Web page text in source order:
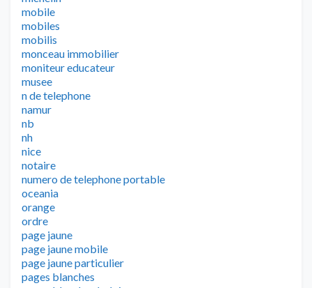
mobile
mobiles
mobilis
monceau immobilier
moniteur educateur
musee
n de telephone
namur
nb
nh
nice
notaire
numero de telephone portable
oceania
orange
ordre
page jaune
page jaune mobile
page jaune particulier
pages blanches